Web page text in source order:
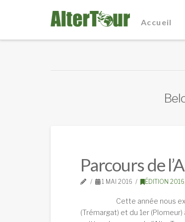
Accueil
Parcours de
1 MAI 2016 ÉDITION 2016
Cette année nous
(Trémargat) et du 1er